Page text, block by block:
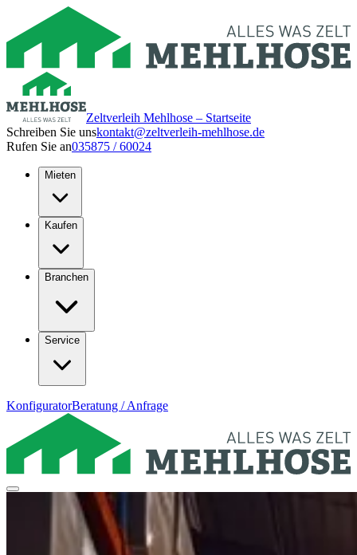
Zeltverleih Mehlhose – Startseite
Schreiben Sie unskontakt@zeltverleih-mehlhose.de
Rufen Sie an035875 / 60024
Mieten
Kaufen
Branchen
Service
KonfiguratorBeratung / Anfrage